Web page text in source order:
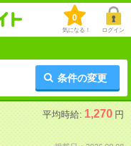
0
気になる！ ログイン
条件の変更
平均時給: 1,270 円